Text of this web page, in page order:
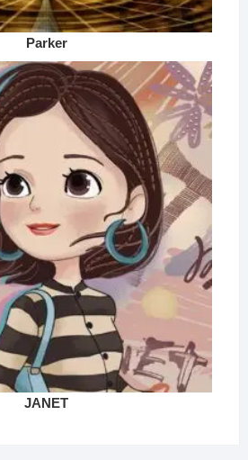
Parker
JANET